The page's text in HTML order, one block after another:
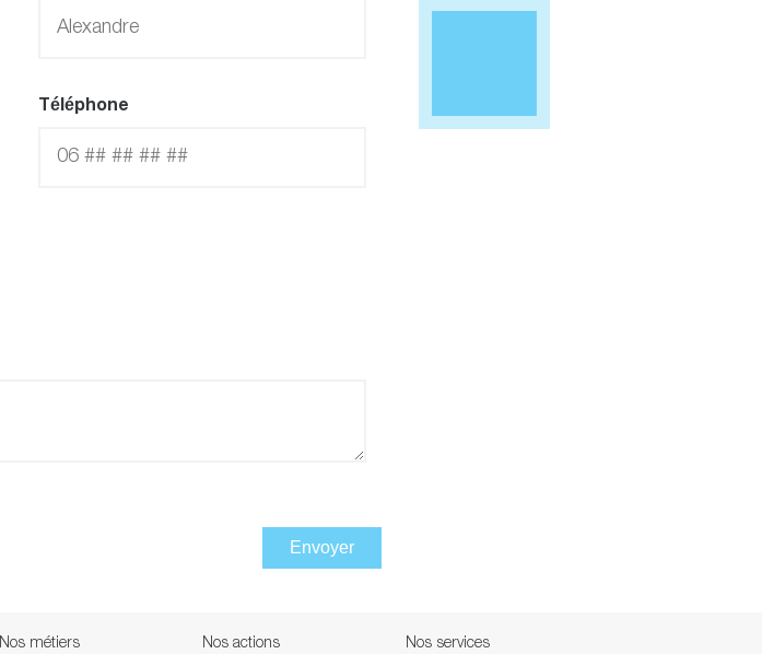
Téléphone
Envoyer
Nos métiers Nos actions Nos services